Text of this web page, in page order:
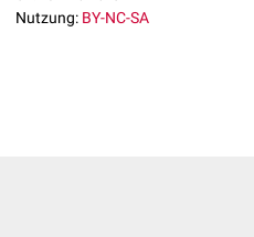
Nutzung: BY-NC-SA